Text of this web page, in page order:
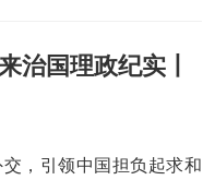
国理政纪实丨
，引领中国担负起求和